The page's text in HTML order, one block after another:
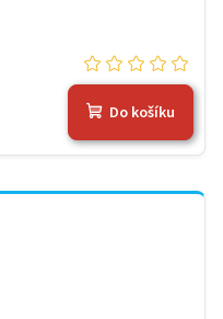
Do košíku